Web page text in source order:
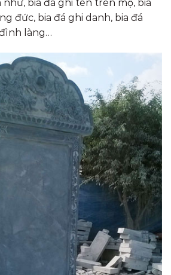
như, bia đá ghi tên trên mộ, bia
đức, bia đá ghi danh, bia đá
làng…